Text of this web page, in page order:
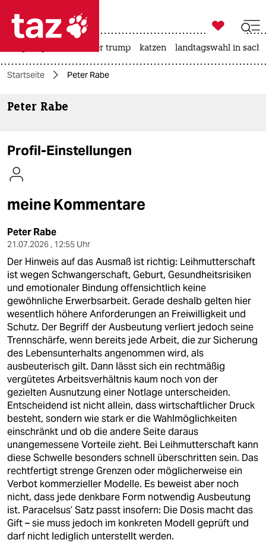
 taz zahl ich
taz zahl ich
themen
kultur
sport
berlin
nord
wahrheit
verlag
verlag
veranstaltungen
shop
fragen & hilfe
unterstützen
abo
genossenschaft
epaper login

taz zahl ich
usa unter trump katzen landtagswahl in
Startseite Peter Rabe
Peter Rabe
Profil-Einstellungen
meine Kommentare
Peter Rabe
21.07.2026 , 12:55 Uhr
Der Hinweis auf das Ausmaß ist richtig: Leihmutterschaft
ist wegen Schwangerschaft, Geburt, Gesundheitsrisiken
und emotionaler Bindung offensichtlich keine
gewöhnliche Erwerbsarbeit. Gerade deshalb gelten hier
wesentlich höhere Anforderungen an Freiwilligkeit und
Schutz. Der Begriff der Ausbeutung verliert jedoch seine
Trennschärfe, wenn bereits jede Arbeit, die zur Sicherung
des Lebensunterhalts angenommen wird, als
ausbeuterisch gilt. Dann lässt sich ein rechtmäßig
vergütetes Arbeitsverhältnis kaum noch von der
gezielten Ausnutzung einer Notlage unterscheiden.
Entscheidend ist nicht allein, dass wirtschaftlicher Druck
besteht, sondern wie stark er die Wahlmöglichkeiten
einschränkt und ob die andere Seite daraus
unangemessene Vorteile zieht. Bei Leihmutterschaft kann
diese Schwelle besonders schnell überschritten sein. Das
rechtfertigt strenge Grenzen oder möglicherweise ein
Verbot kommerzieller Modelle. Es beweist aber noch
nicht, dass jede denkbare Form notwendig Ausbeutung
ist. Paracelsus’ Satz passt insofern: Die Dosis macht das
Gift – sie muss jedoch im konkreten Modell geprüft und
darf nicht lediglich unterstellt werden.